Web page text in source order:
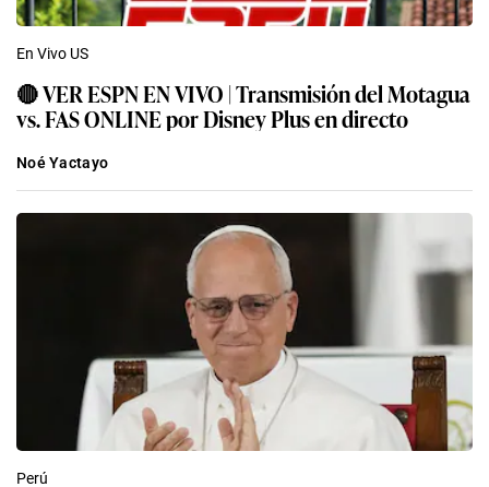
En Vivo US
🔴 VER ESPN EN VIVO | Transmisión del Motagua
vs. FAS ONLINE por Disney Plus en directo
Noé Yactayo
Perú